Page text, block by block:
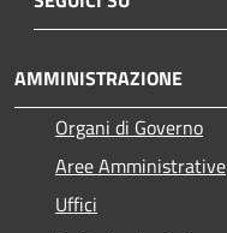
AMMINISTRAZIONE
Organi di Governo
Aree Amministrative
Uffici